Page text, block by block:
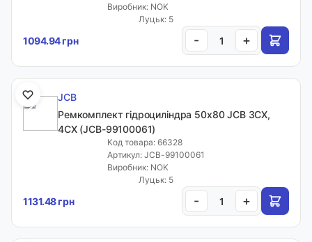
Виробник: NOK
Луцьк: 5
1094.94 грн - +
JCB
Ремкомплект гідроциліндра 50x80 JCB 3CX,
4CX (JCB-99100061)
Код товара: 66328
Артикул: JCB-99100061
Виробник: NOK
Луцьк: 5
1131.48 грн - +